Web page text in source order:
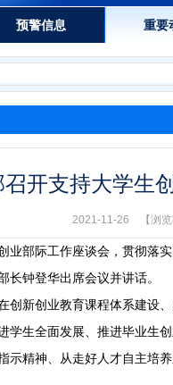
预警信息 重要
开支持大学生
2021-11-26 【浏览
业部际工作座谈会，贯彻落
长钟登华出席会议并讲话。
创新创业教育课程体系建设
生全面发展、推进毕业生
示精神、从走好人才自主培